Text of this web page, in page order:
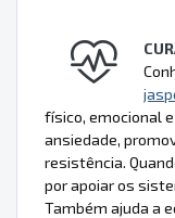
físico, emocional
ansiedade,
resistência.
por apoiar os
Também ajuda a